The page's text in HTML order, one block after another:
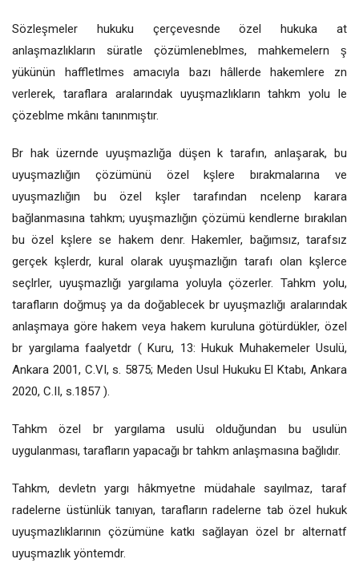
Sözleşmeler hukuku çerçevesnde özel hukuka at
anlaşmazlıkların süratle çözümleneblmes, mahkemelern ş
yükünün haffletlmes amacıyla bazı hâllerde hakemlere zn
verlerek, taraflara aralarındak uyuşmazlıkların tahkm yolu le
çözeblme mkânı tanınmıştır.
Br hak üzernde uyuşmazlığa düşen k tarafın, anlaşarak, bu
uyuşmazlığın çözümünü özel kşlere bırakmalarına ve
uyuşmazlığın bu özel kşler tarafından ncelenp karara
bağlanmasına tahkm; uyuşmazlığın çözümü kendlerne bırakılan
bu özel kşlere se hakem denr. Hakemler, bağımsız, tarafsız
gerçek kşlerdr, kural olarak uyuşmazlığın tarafı olan kşlerce
seçlrler, uyuşmazlığı yargılama yoluyla çözerler. Tahkm yolu,
tarafların doğmuş ya da doğablecek br uyuşmazlığı aralarındak
anlaşmaya göre hakem veya hakem kuruluna götürdükler, özel
br yargılama faalyetdr ( Kuru, 13: Hukuk Muhakemeler Usulü,
Ankara 2001, C.VI, s. 5875; Meden Usul Hukuku El Ktabı, Ankara
2020, C.II, s.1857 ).
Tahkm özel br yargılama usulü olduğundan bu usulün
uygulanması, tarafların yapacağı br tahkm anlaşmasına bağlıdır.
Tahkm, devletn yargı hâkmyetne müdahale sayılmaz, taraf
radelerne üstünlük tanıyan, tarafların radelerne tab özel hukuk
uyuşmazlıklarının çözümüne katkı sağlayan özel br alternatf
uyuşmazlık yöntemdr.